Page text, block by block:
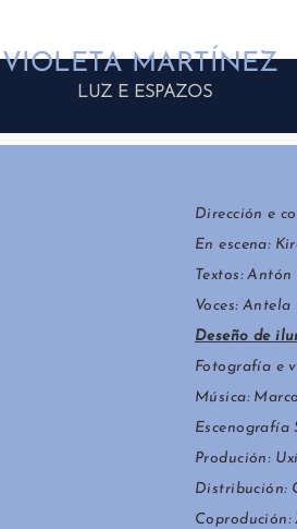
VIOLETA MARTÍNEZ
LUZ E ESPAZOS
Dirección e
En escena:
Textos: Antón
Voces:
Deseño de
Fotografía e
Música:
Escenografía
Produción:
Distribución: